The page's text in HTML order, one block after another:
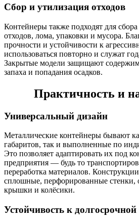
Сбор и утилизация отходов
Контейнеры также подходят для
отходов, лома, упаковки и мусора.
прочности и устойчивости к
использоваться повторно и служат
Закрытые модели защищают
запаха и попадания осадков.
Практичность и
Универсальный дизайн
Металлические контейнеры бывают
габаритов, так и выполненные по
Это позволяет адаптировать их под
предприятия — будь то
переработка материалов.
сплошные, перфорированные стенки,
крышки и колёсики.
Устойчивость к